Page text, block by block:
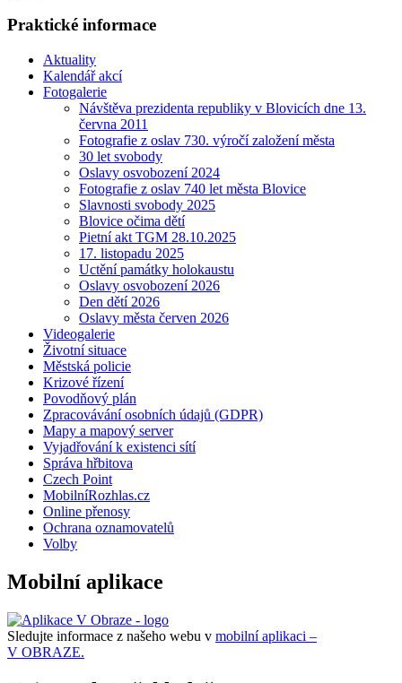
Praktické informace
Aktuality
Kalendář akcí
Fotogalerie
Návštěva prezidenta republiky v Blovicích dne 13.
června 2011
Fotografie z oslav 730. výročí založení města
30 let svobody
Oslavy osvobození 2024
Fotografie z oslav 740 let města Blovice
Slavnosti svobody 2025
Blovice očima dětí
Pietní akt TGM 28.10.2025
17. listopadu 2025
Uctění památky holokaustu
Oslavy osvobození 2026
Den dětí 2026
Oslavy města červen 2026
Videogalerie
Životní situace
Městská policie
Krizové řízení
Povodňový plán
Zpracovávání osobních údajů (GDPR)
Mapy a mapový server
Vyjadřování k existenci sítí
Správa hřbitova
Czech Point
MobilníRozhlas.cz
Online přenosy
Ochrana oznamovatelů
Volby
Mobilní aplikace
Sledujte informace z našeho webu v mobilní aplikaci –
V OBRAZE.